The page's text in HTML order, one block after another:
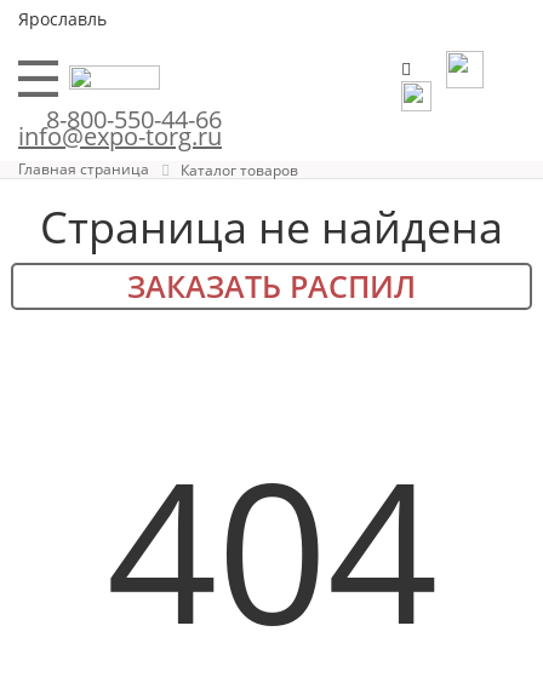
Ярославль
8-800-550-44-66
info@expo-torg.ru
Главная страница Каталог товаров
Страница не найдена
ЗАКАЗАТЬ РАСПИЛ
404